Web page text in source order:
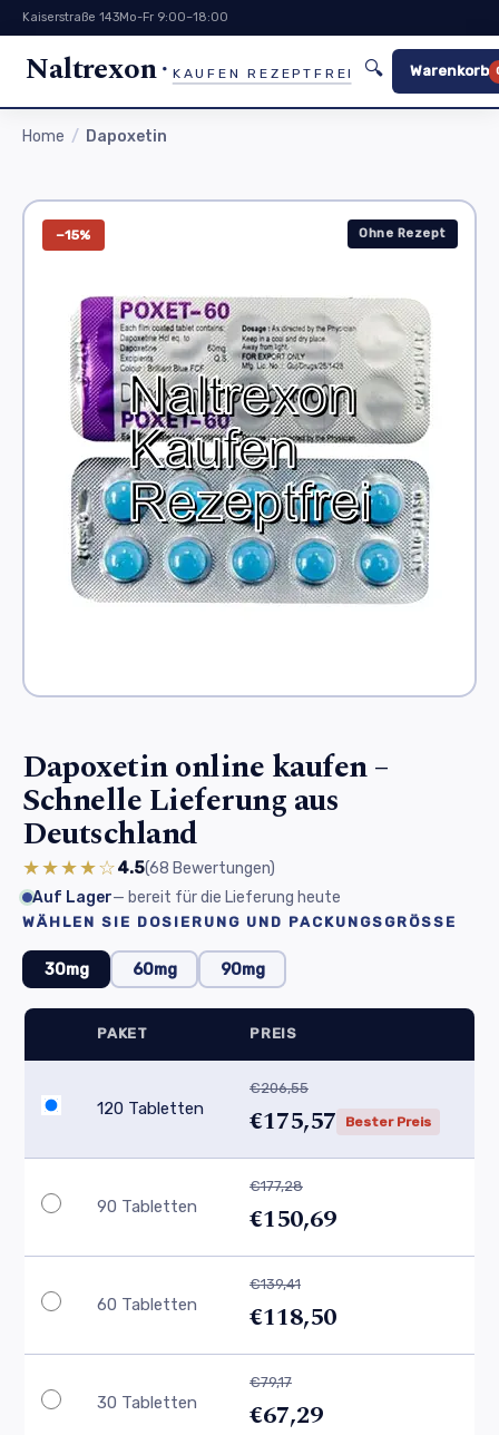
Kaiserstraße 143Mo-Fr 9:00–18:00
Naltrexon KAUFEN REZEPTFREI 🔍 Warenkorb
Home Dapoxetin
−15% Ohne Rezept
Dapoxetin online kaufen –
Schnelle Lieferung aus
Deutschland
★★★★☆4.5(68 Bewertungen)
Auf Lager— bereit für die Lieferung heute
WÄHLEN SIE DOSIERUNG UND PACKUNGSGRÖSSE
30mg 60mg 90mg
PAKET PREIS
120 Tabletten
€206,55
€175,57 Bester Preis
90 Tabletten
€177,28
€150,69
60 Tabletten
€139,41
€118,50
30 Tabletten
€79,17
€67,29